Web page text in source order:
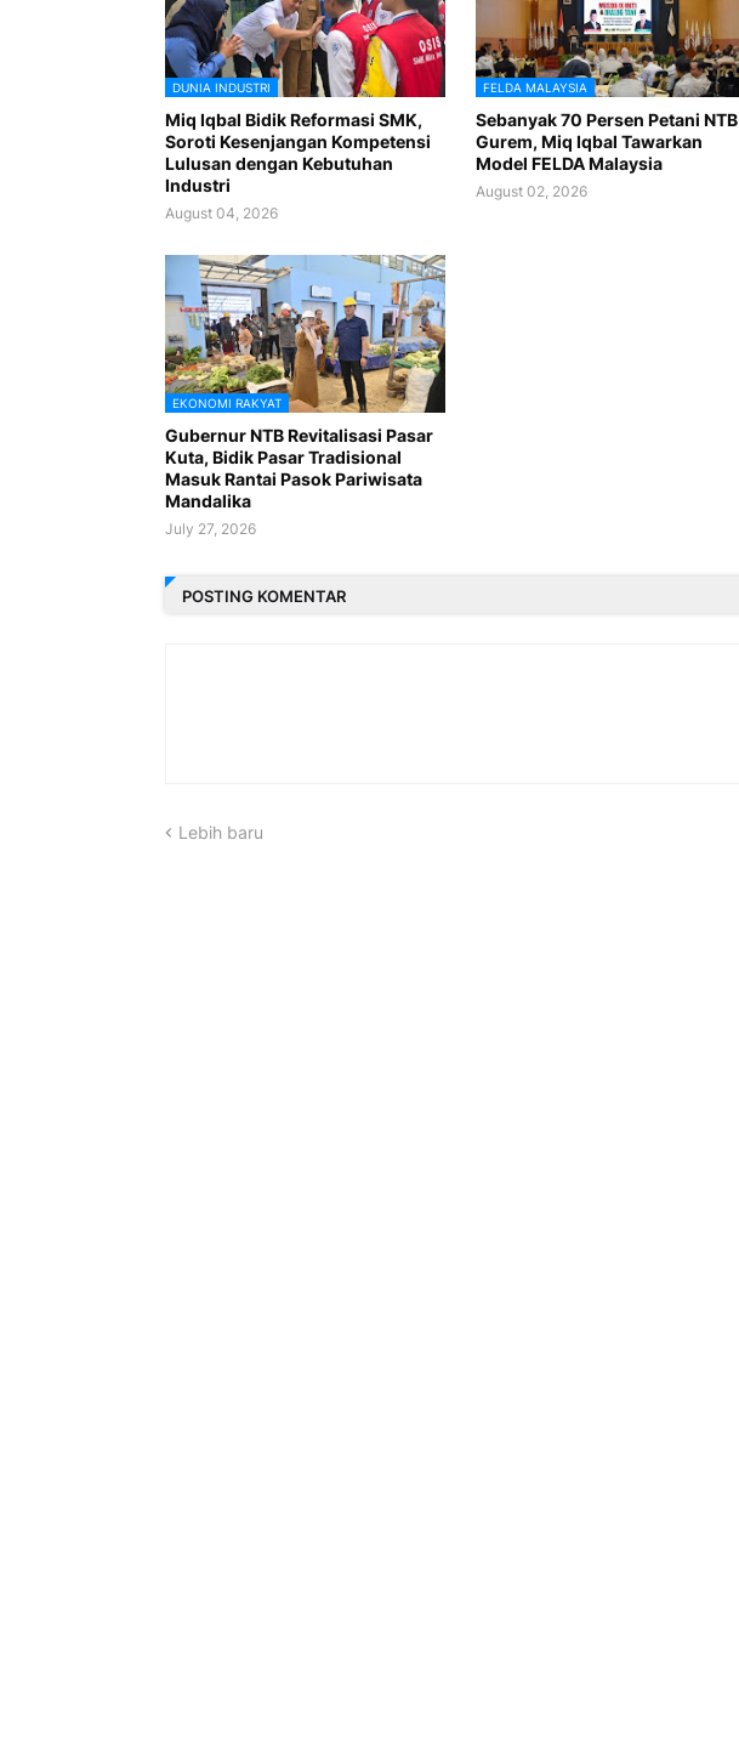
DUNIA INDUSTRI
Miq Iqbal Bidik Reformasi SMK,
Soroti Kesenjangan Kompetensi
Lulusan dengan Kebutuhan
Industri
August 04, 2026
FELDA MALAYSIA
Sebanyak 70 Persen Petani NTB
Gurem, Miq Iqbal Tawarkan
Model FELDA Malaysia
August 02, 2026
EKONOMI RAKYAT
Gubernur NTB Revitalisasi Pasar
Kuta, Bidik Pasar Tradisional
Masuk Rantai Pasok Pariwisata
Mandalika
July 27, 2026
POSTING KOMENTAR
Lebih baru